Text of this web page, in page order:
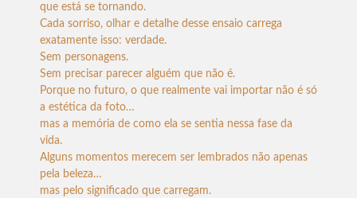
que está se tornando.
Cada sorriso, olhar e detalhe desse ensaio carrega
exatamente isso: verdade.
Sem personagens.
Sem precisar parecer alguém que não é.
Porque no futuro, o que realmente vai importar não é só
a estética da foto…
mas a memória de como ela se sentia nessa fase da
vida.
Alguns momentos merecem ser lembrados não apenas
pela beleza…
mas pelo significado que carregam.